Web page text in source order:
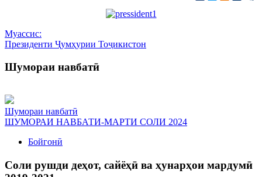
Муассис:
Президенти Ҷумҳурии Тоҷикистон
Шумораи навбатӣ
Шумораи навбатӣ
ШУМОРАИ НАВБАТИ-МАРТИ СОЛИ 2024
Бойгонӣ
Соли рушди деҳот, сайёҳӣ ва ҳунарҳои мардумӣ